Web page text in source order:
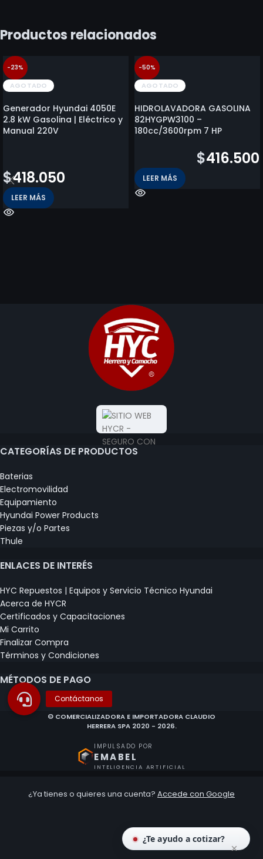
Productos relacionados
-23%
AGOTADO
Generador Hyundai 4050E
2.8 kW Gasolina | Eléctrico y
Manual 220V
$418.050
LEER MÁS
-50%
AGOTADO
HIDROLAVADORA GASOLINA
82HYGPW3100 –
180cc/3600rpm 7 HP
$416.500
LEER MÁS
CATEGORÍAS DE PRODUCTOS
Baterias
Electromovilidad
Equipamiento
Hyundai Power Products
Piezas y/o Partes
Thule
ENLACES DE INTERÉS
HYC Repuestos | Equipos y Servicio Técnico Hyundai
Acerca de HYCR
Certificados y Capacitaciones
Mi Carrito
Finalizar Compra
Términos y Condiciones
MÉTODOS DE PAGO
© COMERCIALIZADORA E IMPORTADORA CLAUDIO
HERRERA SPA 2020 - 2026.
IMPULSADO POR
EMABEL
INTELIGENCIA ARTIFICIAL
¿Ya tienes o quieres una cuenta? Accede con Google
¿Te ayudo a cotizar?